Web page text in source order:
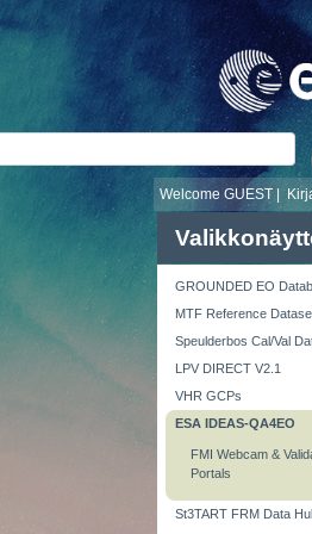
Welcome GUEST |
GROUNDED EO
MTF Reference
Speulderbos Cal/Val
LPV DIRECT V2.1
VHR GCPs
ESA IDEAS-QA4EO
FMI Webcam &
Portals
St3TART FRM Data